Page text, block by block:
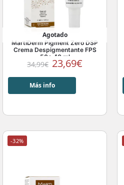
Agotado
MartiDerm Pigment Zero DSP
Crema Despigmentante FPS
50+ 40 ml
34,99€ 23,69€
Más info
-32%